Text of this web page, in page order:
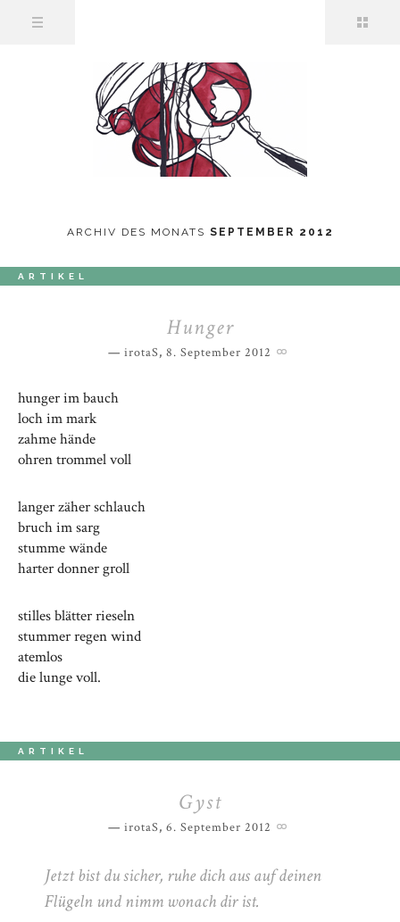
ARCHIV DES MONATS SEPTEMBER 2012
ARTIKEL
Hunger
irotaS, 8. September 2012
hunger im bauch
loch im mark
zahme hände
ohren trommel voll
langer zäher schlauch
bruch im sarg
stumme wände
harter donner groll
stilles blätter rieseln
stummer regen wind
atemlos
die lunge voll.
ARTIKEL
Gyst
irotaS, 6. September 2012
Jetzt bist du sicher, ruhe dich aus auf deinen
Flügeln und nimm wonach dir ist.